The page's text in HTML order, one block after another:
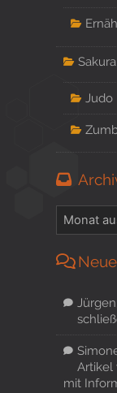
Judo
Artikel
mit